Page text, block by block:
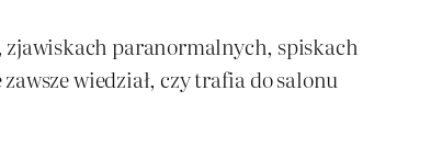
paranormalnych, spiskach
wiedział, czy trafia do salonu